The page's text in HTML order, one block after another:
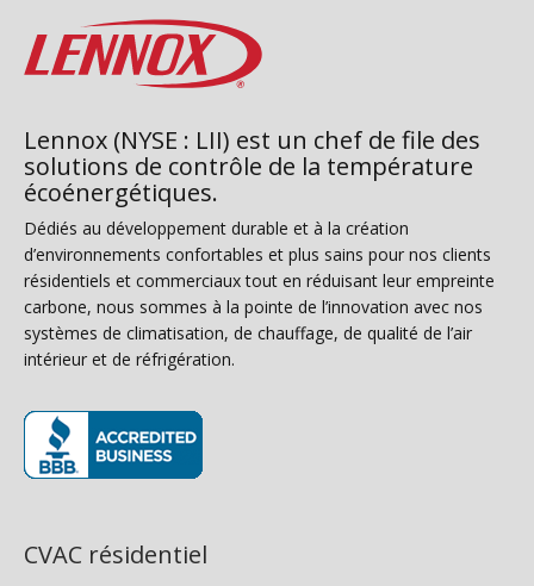
Lennox (NYSE : LII) est un chef de file des
solutions de contrôle de la température
écoénergétiques.
Dédiés au développement durable et à la création
d’environnements confortables et plus sains pour nos clients
résidentiels et commerciaux tout en réduisant leur empreinte
carbone, nous sommes à la pointe de l’innovation avec nos
systèmes de climatisation, de chauffage, de qualité de l’air
intérieur et de réfrigération.
CVAC résidentiel